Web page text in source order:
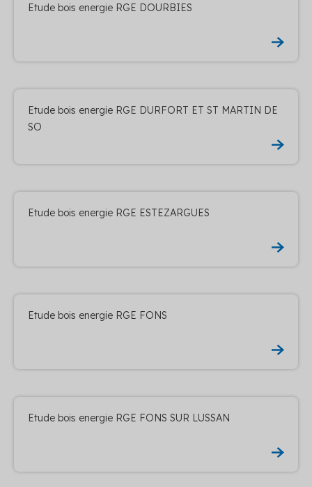
Etude bois energie RGE DOURBIES
Etude bois energie RGE DURFORT ET ST MARTIN DE
SO
Etude bois energie RGE ESTEZARGUES
Etude bois energie RGE FONS
Etude bois energie RGE FONS SUR LUSSAN